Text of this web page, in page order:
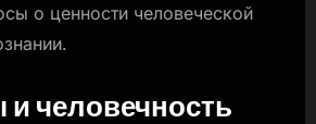
о ценности человеческой
человечность